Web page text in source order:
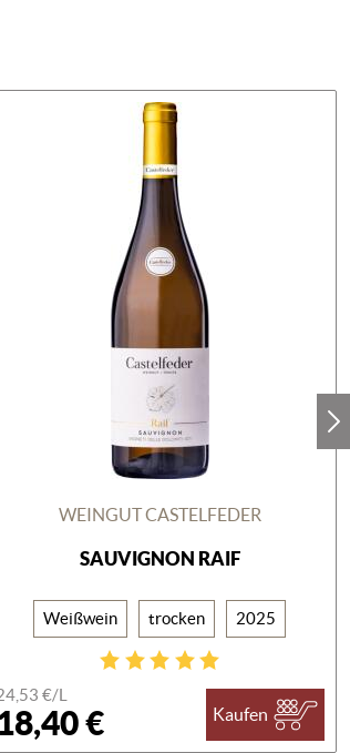
WEINGUT CASTELFEDER
SAUVIGNON RAIF
Weißwein trocken 2025
€/L
€ Kaufen